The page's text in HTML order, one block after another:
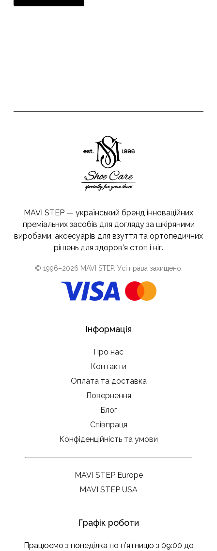
MAVI STEP — український бренд інноваційних
преміальних засобів для догляду за шкіряними
виробами, аксесуарів для взуття та ортопедичних
рішень для здоров’я стоп і ніг.
© 1996–2026 MAVI STEP. Усі права захищено.
Інформація
Про нас
Контакти
Оплата та доставка
Повернення
Блог
Співпраця
Конфіденційність та умови
MAVI STEP Europe
MAVI STEP USA
Графік роботи
Працюємо з понеділка по п’ятницю з 09:00 до